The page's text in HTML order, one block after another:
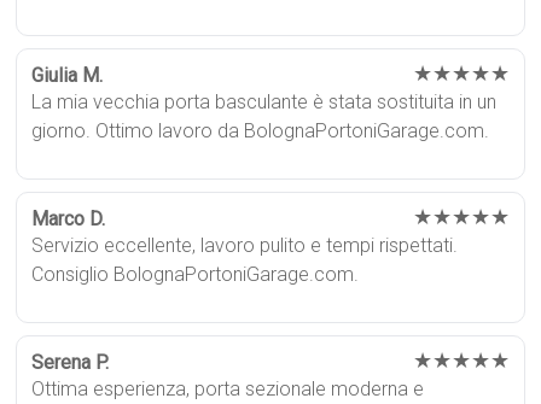
Giulia M. ★★★★★
La mia vecchia porta basculante è stata sostituita in un
giorno. Ottimo lavoro da BolognaPortoniGarage.com.
Marco D. ★★★★★
Servizio eccellente, lavoro pulito e tempi rispettati.
Consiglio BolognaPortoniGarage.com.
Serena P. ★★★★★
Ottima esperienza, porta sezionale moderna e